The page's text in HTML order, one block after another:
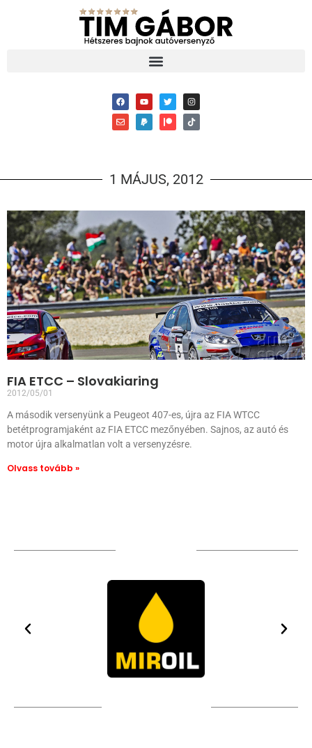
1 MÁJUS, 2012
FIA ETCC – Slovakiaring
2012/05/01
A második versenyünk a Peugeot 407-es, újra az FIA WTCC
betétprogramjaként az FIA ETCC mezőnyében. Sajnos, az autó és
motor újra alkalmatlan volt a versenyzésre.
Olvass tovább »